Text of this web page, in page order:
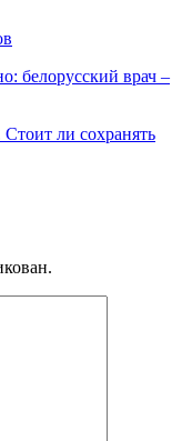
белорусский врач –
ли сохранять